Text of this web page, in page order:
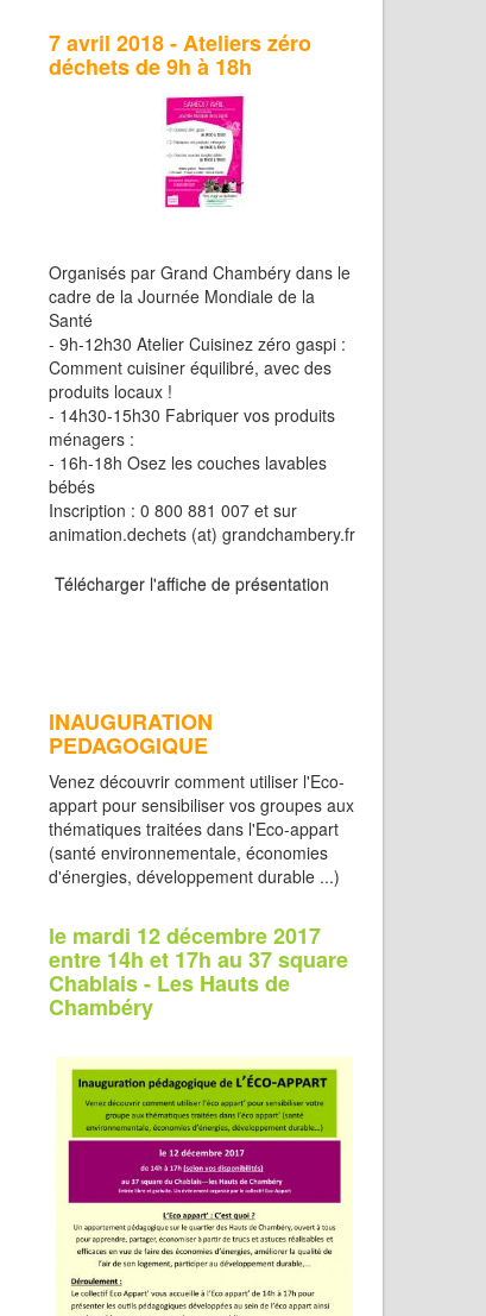
7 avril 2018 - Ateliers zéro
déchets de 9h à 18h
Organisés par Grand Chambéry dans le
cadre de la Journée Mondiale de la
Santé
- 9h-12h30 Atelier Cuisinez zéro gaspi :
Comment cuisiner équilibré, avec des
produits locaux !
- 14h30-15h30 Fabriquer vos produits
ménagers :
- 16h-18h Osez les couches lavables
bébés
Inscription : 0 800 881 007 et sur
animation.dechets (at) grandchambery.fr
Télécharger l'affiche de présentation
INAUGURATION
PEDAGOGIQUE
Venez découvrir comment utiliser l'Eco-
appart pour sensibiliser vos groupes aux
thématiques traitées dans l'Eco-appart
(santé environnementale, économies
d'énergies, développement durable ...)
le mardi 12 décembre 2017
entre 14h et 17h au 37 square
Chablais - Les Hauts de
Chambéry